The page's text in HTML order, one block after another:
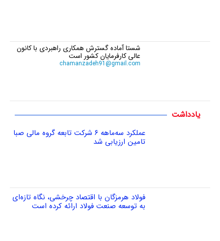
شستا آماده گسترش همکاری راهبردی با کانون
عالی کارفرمایان کشور است
chamanzadeh91@gmail.com
یادداشت
عملکرد سه‌ماهه ۶ شرکت‌ تابعه گروه مالی صبا
تامین ارزیابی شد
فولاد هرمزگان با اقتصاد چرخشی، نگاه تازه‌ای
به توسعه صنعت فولاد ارائه کرده است